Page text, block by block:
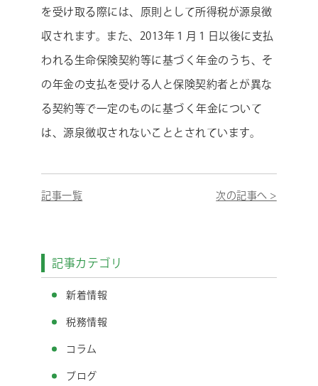
を受け取る際には、原則として所得税が源泉徴
収されます。また、2013年１月１日以後に支払
われる生命保険契約等に基づく年金のうち、そ
の年金の支払を受ける人と保険契約者とが異な
る契約等で一定のものに基づく年金について
は、源泉徴収されないこととされています。
記事一覧 次の記事へ >
記事カテゴリ
新着情報
税務情報
コラム
ブログ